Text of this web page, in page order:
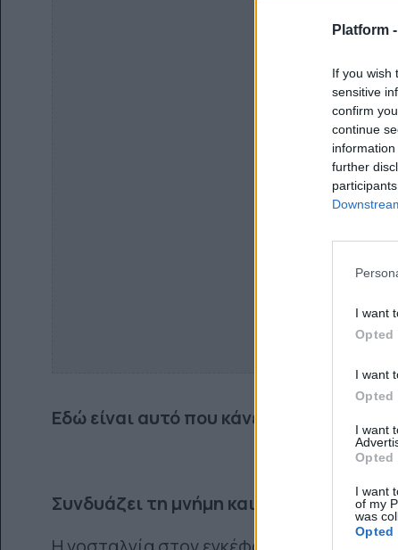
Platform -
If you wish
sensitive
confirm
continue
further
I want
Opted
I want
Opted
I want
Opted
I want
of my
was
Opted
Εδώ είναι αυτό που κάνει στον εγκέφαλό
Συνδυάζει τη μνήμη και το σύστημα